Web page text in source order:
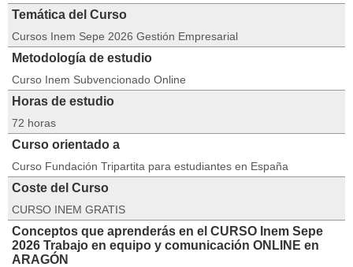
Temática del Curso
Cursos Inem Sepe 2026 Gestión Empresarial
Metodología de estudio
Curso Inem Subvencionado Online
Horas de estudio
72 horas
Curso orientado a
Curso Fundación Tripartita para estudiantes en España
Coste del Curso
CURSO INEM GRATIS
Conceptos que aprenderás en el CURSO Inem Sepe
2026 Trabajo en equipo y comunicación ONLINE en
ARAGÓN